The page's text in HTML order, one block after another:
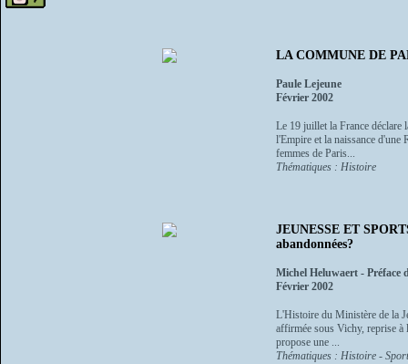
LA COMMUNE DE
Paule Lejeune
Février 2002
Le 19 juillet la France déclare
l'Empire et la naissance
femmes de Paris...
Thématiques : Histoire
JEUNESSE ET
abandonnées?
Michel Heluwaert - Préface
Février 2002
L'Histoire du Ministère de la
affirmée sous Vichy, reprise à
propose une ...
Thématiques : Histoire - Sport